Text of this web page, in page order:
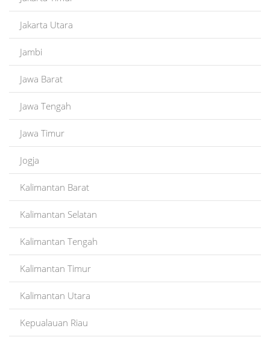
Jakarta Utara
Jambi
Jawa Barat
Jawa Tengah
Jawa Timur
Jogja
Kalimantan Barat
Kalimantan Selatan
Kalimantan Tengah
Kalimantan Timur
Kalimantan Utara
Kepualauan Riau